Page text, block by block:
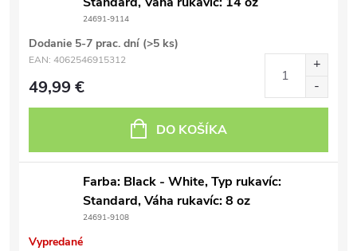
24691-9114
Dodanie 5-7 prac. dní (>5 ks)
EAN: 4062546915312
49,99 €
DO KOŠÍKA
Farba: Black - White, Typ rukavíc:
Standard, Váha rukavíc: 8 oz
24691-9108
Vypredané